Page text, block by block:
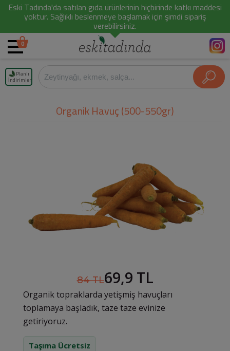
Eski Tadında'da satılan gıda ürünlerinin hiçbirinde katkı maddesi
yoktur. Sağlıklı beslenmeye başlamak için şimdi sipariş
verebilirsiniz.
0
Planlı
İndirimler
Organik Havuç (500-550gr)
84 TL69,9 TL
Organik topraklarda yetişmiş havuçları
toplamaya başladık, taze taze evinize
getiriyoruz.
Taşıma Ücretsiz